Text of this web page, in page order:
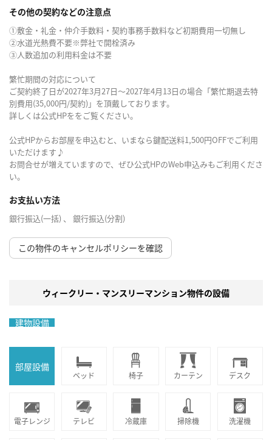
その他の契約などの注意点
①敷金・礼金・仲介手数料・契約事務手数料など初期費用一切無し
②水道光熱費不要※弊社で開栓済み
③人数追加の利用料金は不要
繁忙期間の対応について
ご契約終了日が2027年3月27日～2027年4月13日の場合「繁忙期退去特
別費用(35,000円/契約)」を頂戴しております。
詳しくは公式HPををご覧ください。
公式HPからお部屋を申込むと、いまなら鍵配送料1,500円OFFでご利用
いただけます♪
お問合せが増えていますので、ぜひ公式HPのWeb申込みもご利用くださ
い。
お支払い方法
銀行振込(一括) 、 銀行振込(分割)
この物件のキャンセルポリシーを確認
ウィークリー・マンスリーマンション物件の設備
建物設備
部屋設備
ベッド 椅子 カーテン デスク
電子レンジ テレビ 冷蔵庫 掃除機 洗濯機